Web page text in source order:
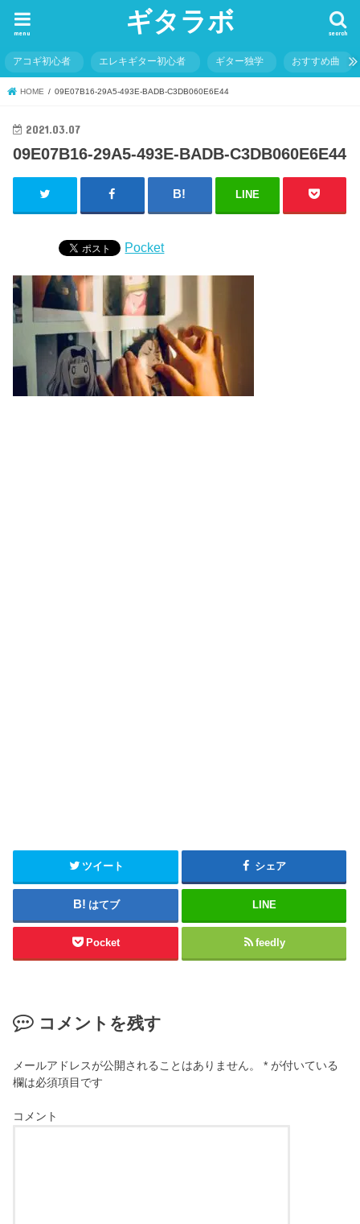
ギタラボ search
menu
アコギ初心者 エレキギター初心者 ギター独学 おすすめ曲
HOME 09E07B16-29A5-493E-BADB-C3DB060E6E44
2021.03.07
09E07B16-29A5-493E-BADB-C3DB060E6E44
LINE
Pocket
ツイート シェア
はてブ LINE
Pocket feedly
コメントを残す
メールアドレスが公開されることはありません。 * が付いている
欄は必須項目です
コメント